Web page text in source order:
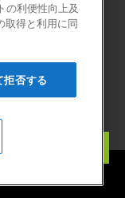
の利便性向上及
取得と利用に同
拒否する